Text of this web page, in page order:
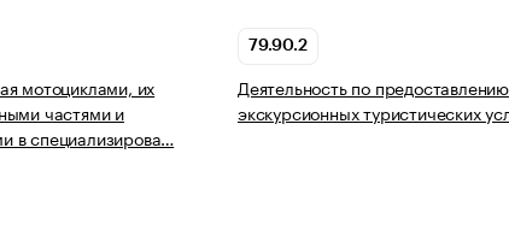
мотоциклами, их
частями и
в специализирова…
79.90.2
Деятельность по предоставлению
экскурсионных туристических